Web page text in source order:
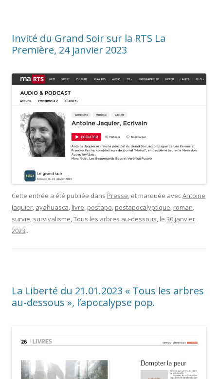
Invité du Grand Soir sur la RTS La
Première, 24 janvier 2023
Cette entrée a été publiée dans Presse, et marquée avecAntoine
Jaquier, ayahuasca, livre, postapo, postapocalyptique, roman,
survie, survivalisme,Tous les arbres au-dessous, le 30 janvier
2023 .
La Liberté du 21.01.2023 « Tous les arbres
au-dessous », l’apocalypse pop.